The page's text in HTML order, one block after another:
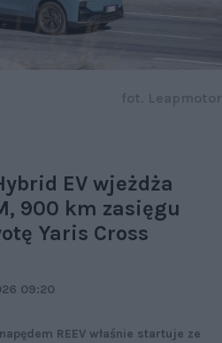
EV wjeżdża
900 km zasięgu
Yaris Cross
09:20
REEV właśnie startuje ze